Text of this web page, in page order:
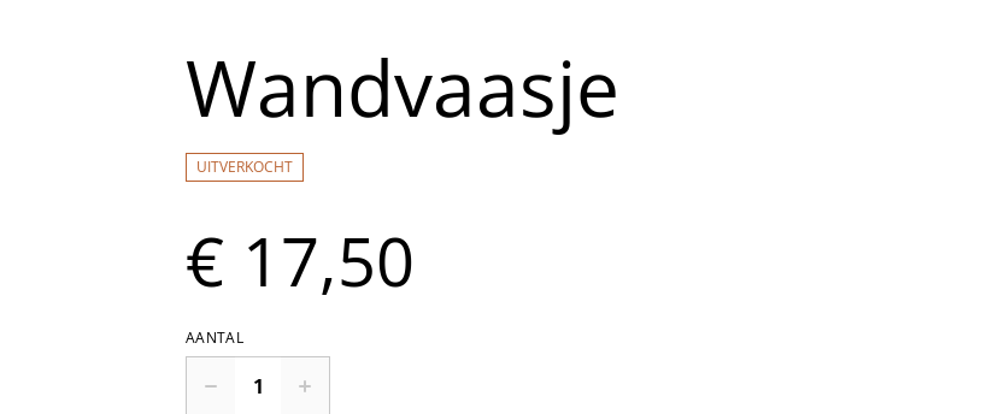
Wandvaasje
UITVERKOCHT
€ 17,50
AANTAL